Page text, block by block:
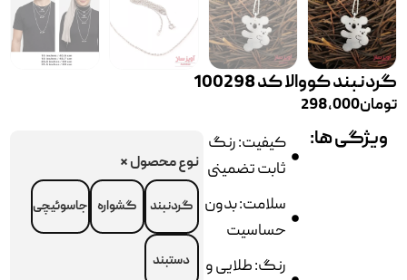
گردنبند کووالا کد 100298
تومان298,000
ویژگی ها:
کیفیت: رنگ
ثابت تضمینی
سلامت: بدون
حساسیت
رنگ: طلایی و
نوع محصول*
گردنبند گشواره جاسوئیچی
دستبند